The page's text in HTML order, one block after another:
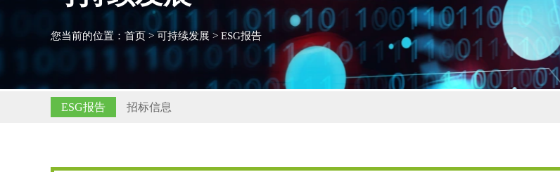
您当前的位置： 首页>可持续发展 > ESG报告
ESG报告 招标信息